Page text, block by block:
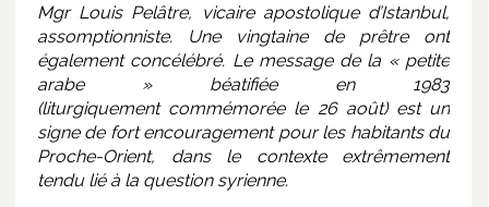
Mgr Louis Pelâtre, vicaire apostolique d’Istanbul,
assomptionniste. Une vingtaine de prêtre ont
également concélébré. Le message de la « petite
arabe » béatifiée en 1983
(liturgiquement commémorée le 26 août) est un
signe de fort encouragement pour les habitants du
Proche-Orient, dans le contexte extrêmement
tendu lié à la question syrienne.